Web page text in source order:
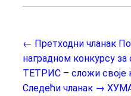
← Претходни чланак
наградном конкурсу
ТЕТРИС – сложи своје
Следећи чланак →